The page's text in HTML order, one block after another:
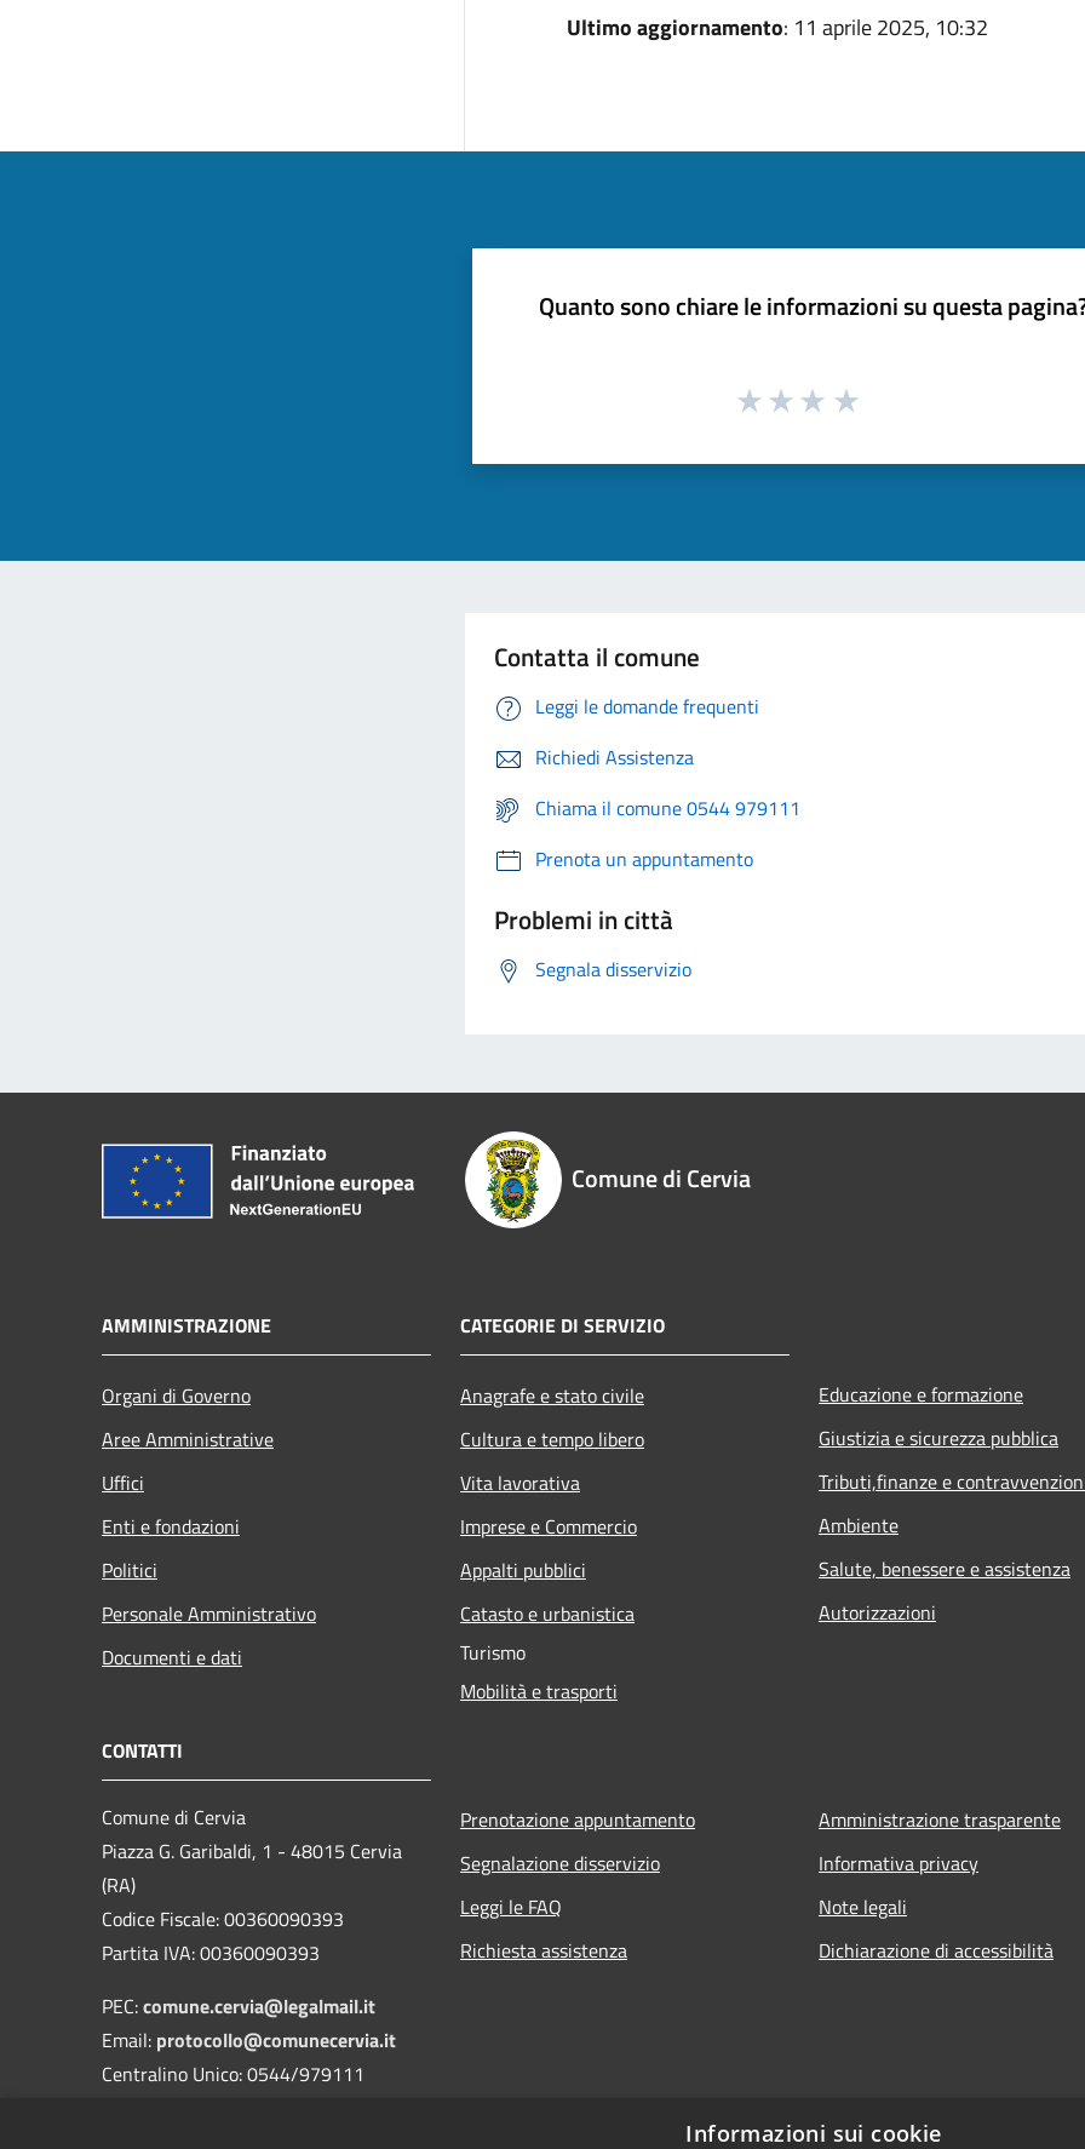
Ultimo aggiornamento: 11 aprile 2025, 10:32
Quanto sono chiare le informazioni su questa
Contatta il comune
Leggi le domande frequenti
Richiedi Assistenza
Chiama il comune 0544 979111
Prenota un appuntamento
Problemi in città
Segnala disservizio
Comune di Cervia
AMMINISTRAZIONE
Organi di Governo
Aree Amministrative
Uffici
Enti e fondazioni
Politici
Personale Amministrativo
Documenti e dati
CATEGORIE DI SERVIZIO
Anagrafe e stato civile
Cultura e tempo libero
Vita lavorativa
Imprese e Commercio
Appalti pubblici
Catasto e urbanistica
Turismo
Mobilità e trasporti
Educazione e formazione
Giustizia e sicurezza pubblica
Tributi,finanze e
Ambiente
Salute, benessere e assistenza
Autorizzazioni
CONTATTI
Comune di Cervia
Piazza G. Garibaldi, 1 - 48015 Cervia
(RA)
Codice Fiscale: 00360090393
Partita IVA: 00360090393
PEC:comune.cervia@legalmail.it
Email: protocollo@comunecervia.it
Centralino Unico: 0544/979111
Prenotazione appuntamento
Segnalazione disservizio
Leggi le FAQ
Richiesta assistenza
Amministrazione trasparente
Informativa privacy
Note legali
Dichiarazione di accessibilità
Informazioni sui cookie